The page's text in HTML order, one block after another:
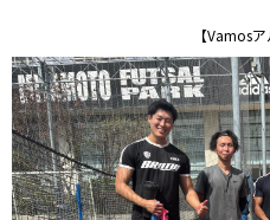
【Vamos